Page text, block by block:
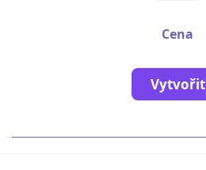
Fotoknihy a dárky pro školy
Hrnky, magnety, trička…
R Rady a kontakty
Cena
Vytvořit